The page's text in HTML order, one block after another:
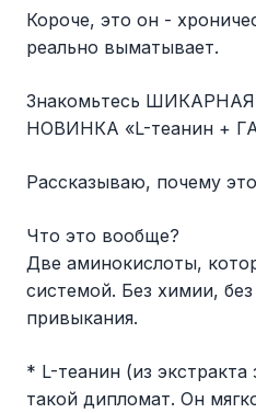
Короче, это он -
реально выматывает.
Знакомьтесь ШИКАРНАЯ
НОВИНКА «L-теанин +
Рассказываю, почему
Что это вообще?
Две аминокислоты,
системой. Без химии,
привыкания.
* L-теанин (из экстракта
такой дипломат. Он